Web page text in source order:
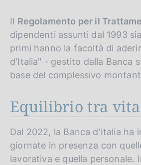
Il Regolamento per il
dipendenti assunti dal 1993
primi hanno la facoltà di
d'Italia" - gestito dalla Banca
base del complessivo
Equilibrio tra
Dal 2022, la Banca d'Italia
giornate in presenza con
lavorativa e quella